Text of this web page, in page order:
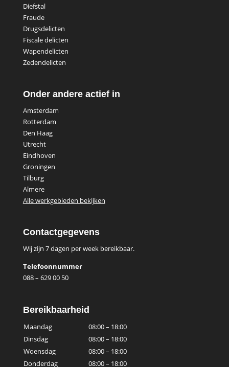
Diefstal
Fraude
Drugsdelicten
Fiscale delicten
Wapendelicten
Zedendelicten
Onder andere actief in
Amsterdam
Rotterdam
Den Haag
Utrecht
Eindhoven
Groningen
Tilburg
Almere
Alle werkgebieden bekijken
Contactgegevens
Wij zijn 7 dagen per week bereikbaar.
Telefoonnummer
088 – 629 00 50
Bereikbaarheid
Maandag
08:00 – 18:00
Dinsdag
08:00 – 18:00
Woensdag
08:00 – 18:00
Donderdag
08:00 – 18:00